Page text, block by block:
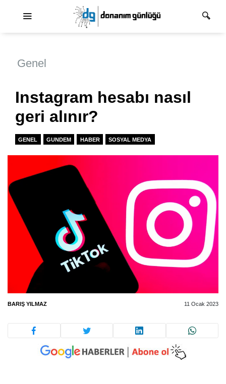
Genel
Instagram hesabı nasıl
geri alınır?
GENEL GUNDEM HABER SOSYAL MEDYA
BARIŞ YILMAZ 11 Ocak 2023